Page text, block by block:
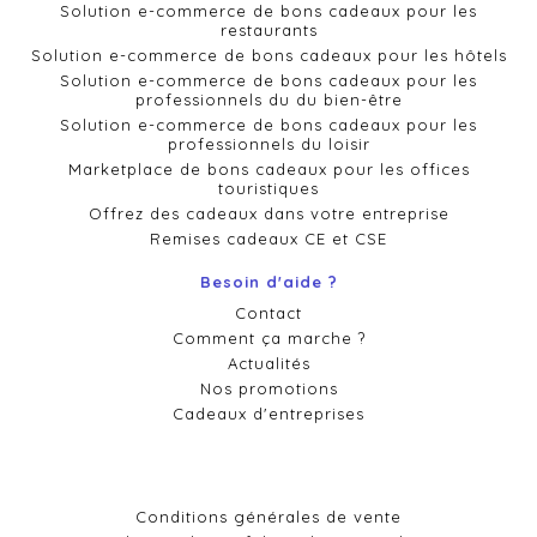
Solution e-commerce de bons cadeaux pour les
restaurants
Solution e-commerce de bons cadeaux pour les hôtels
Solution e-commerce de bons cadeaux pour les
professionnels du du bien-être
Solution e-commerce de bons cadeaux pour les
professionnels du loisir
Marketplace de bons cadeaux pour les offices
touristiques
Offrez des cadeaux dans votre entreprise
Remises cadeaux CE et CSE
Besoin d'aide ?
Contact
Comment ça marche ?
Actualités
Nos promotions
Cadeaux d'entreprises
Conditions générales de vente